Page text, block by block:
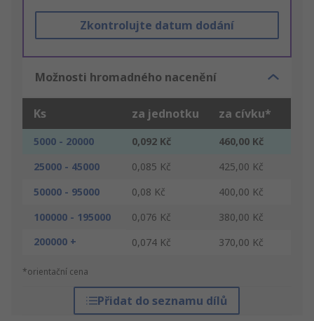
Zkontrolujte datum dodání
Možnosti hromadného nacenění
Ks za jednotku za cívku*
5000 - 20000 0,092 Kč
460,00 Kč
25000 - 45000
0,085 Kč
425,00 Kč
50000 - 95000
0,08 Kč
400,00 Kč
100000 - 195000
0,076 Kč
380,00 Kč
200000 +
0,074 Kč 370,00 Kč
*orientační cena
Přidat do seznamu dílů